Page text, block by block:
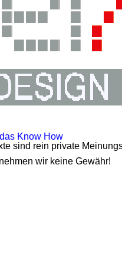
Know How
sind rein private
wir keine Gewähr!